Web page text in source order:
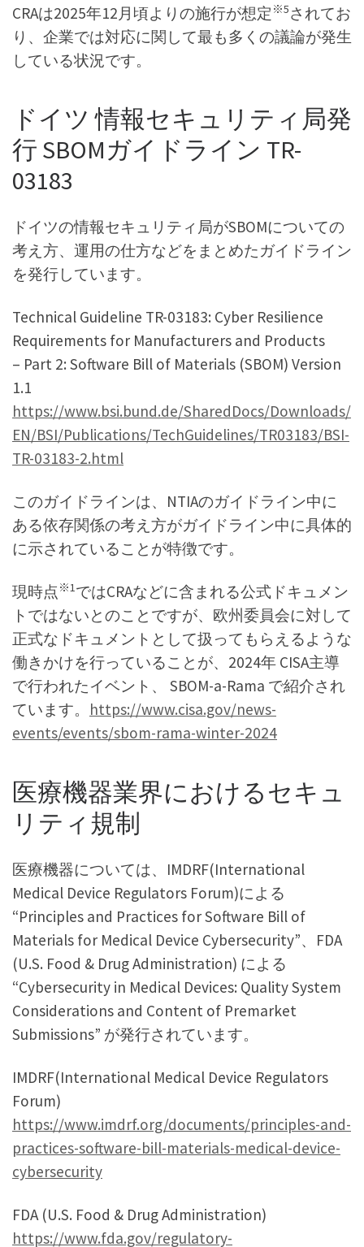
CRAは2025年12月頃よりの施行が想定 ※5されてお
り、企業では対応に関して最も多くの議論が発生
している状況です。
ドイツ 情報セキュリティ局発
行 SBOMガイドライン TR-
03183
ドイツの情報セキュリティ局がSBOMについての
考え方、運用の仕方などをまとめたガイドライン
を発行しています。
Technical Guideline TR-03183: Cyber Resilience
Requirements for Manufacturers and Products
– Part 2: Software Bill of Materials (SBOM) Version
1.1
https://www.bsi.bund.de/SharedDocs/Downloads/
EN/BSI/Publications/TechGuidelines/TR03183/BSI-
TR-03183-2.html
このガイドラインは、NTIAのガイドライン中に
ある依存関係の考え方がガイドライン中に具体的
に示されていることが特徴です。
現時点 ※1ではCRAなどに含まれる公式ドキュメン
トではないとのことですが、欧州委員会に対して
正式なドキュメントとして扱ってもらえるような
働きかけを行っていることが、2024年 CISA主導
で行われたイベント、 SBOM-a-Rama で紹介され
ています。 https://www.cisa.gov/news-
events/events/sbom-rama-winter-2024
医療機器業界におけるセキュ
リティ規制
医療機器については、IMDRF(International
Medical Device Regulators Forum)による
“Principles and Practices for Software Bill of
Materials for Medical Device Cybersecurity”、FDA
(U.S. Food & Drug Administration) による
“Cybersecurity in Medical Devices: Quality System
Considerations and Content of Premarket
Submissions” が発行されています。
IMDRF(International Medical Device Regulators
Forum)
https://www.imdrf.org/documents/principles-and-
practices-software-bill-materials-medical-device-
cybersecurity
FDA (U.S. Food & Drug Administration)
https://www.fda.gov/regulatory-